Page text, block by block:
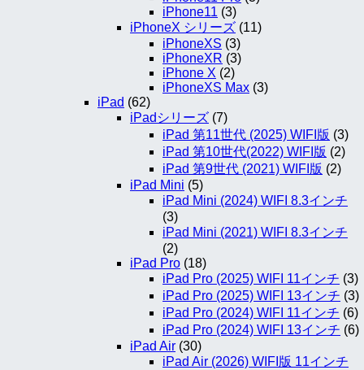
iPhone11 (3)
iPhoneX シリーズ (11)
iPhoneXS (3)
iPhoneXR (3)
iPhone X (2)
iPhoneXS Max (3)
iPad (62)
iPadシリーズ (7)
iPad 第11世代 (2025) WIFI版 (3)
iPad 第10世代(2022) WIFI版 (2)
iPad 第9世代 (2021) WIFI版 (2)
iPad Mini (5)
iPad Mini (2024) WIFI 8.3インチ
(3)
iPad Mini (2021) WIFI 8.3インチ
(2)
iPad Pro (18)
iPad Pro (2025) WIFI 11インチ (3)
iPad Pro (2025) WIFI 13インチ (3)
iPad Pro (2024) WIFI 11インチ (6)
iPad Pro (2024) WIFI 13インチ (6)
iPad Air (30)
iPad Air (2026) WIFI版 11インチ